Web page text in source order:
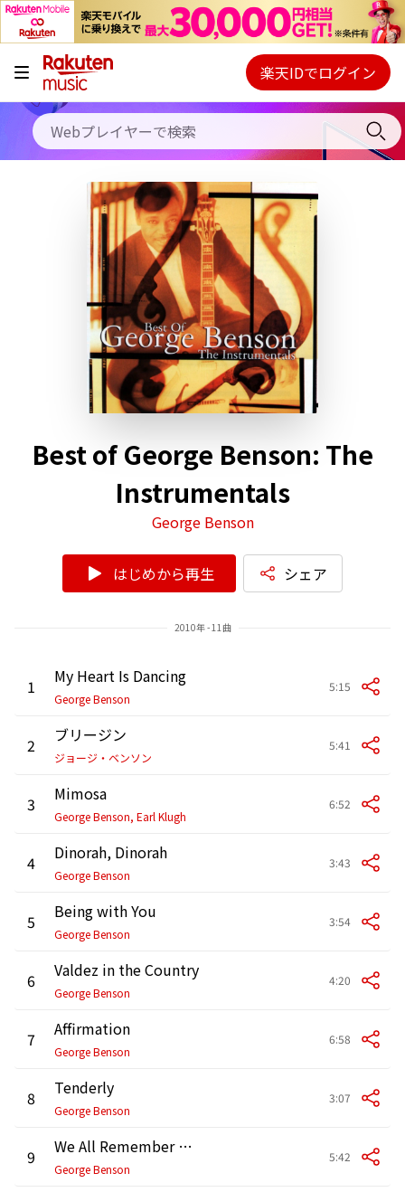
キャンペーン
料金プラン
使い方
初回30日間無料お試し
Webプレイヤー
ご契約内容の確認・変更
楽天IDでログイン
Best of George Benson: The
Instrumentals
George Benson
はじめから再生 シェア
2010年 - 11曲
1 My Heart Is Dancing
George Benson
5:15
2 ブリージン
ジョージ・ベンソン
5:41
3 Mimosa
George Benson, Earl Klugh
6:52
4 Dinorah, Dinorah
George Benson
3:43
5 Being with You
George Benson
3:54
6 Valdez in the Country
George Benson
4:20
7 Affirmation
George Benson
6:58
8 Tenderly
George Benson
3:07
9 We All Remember Wes (Live)
George Benson
5:42